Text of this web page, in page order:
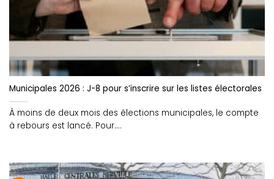
Municipales 2026 : J-8 pour s’inscrire sur les listes électorales
À moins de deux mois des élections municipales, le compte
à rebours est lancé. Pour....